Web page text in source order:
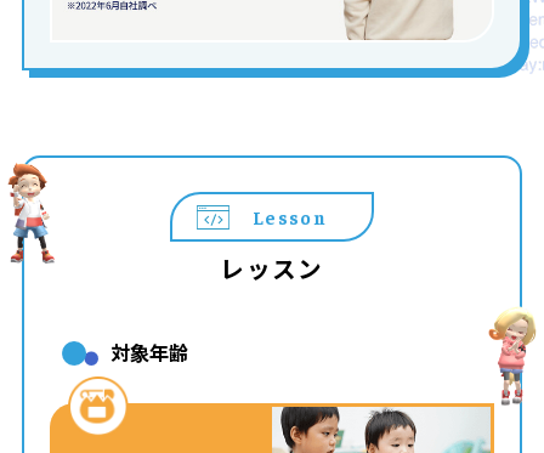
Lesson
レッスン
対象年齢